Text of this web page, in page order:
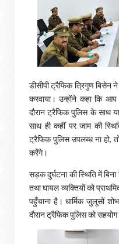
डीसीपी ट्रैफिक त्रिगुण बिसेन
करवाया। उन्होंने कहा कि
दौरान ट्रैफिक पुलिस के साथ
साथ ही कहीं पर जाम की
ट्रैफिक पुलिस उपलब्ध ना हो,
करेंगे।
सड़क दुर्घटना की स्थिति में
तथा घायल व्यक्तियों को
पहुँचाना है। धार्मिक जुलूसों
दौरान ट्रैफिक पुलिस को